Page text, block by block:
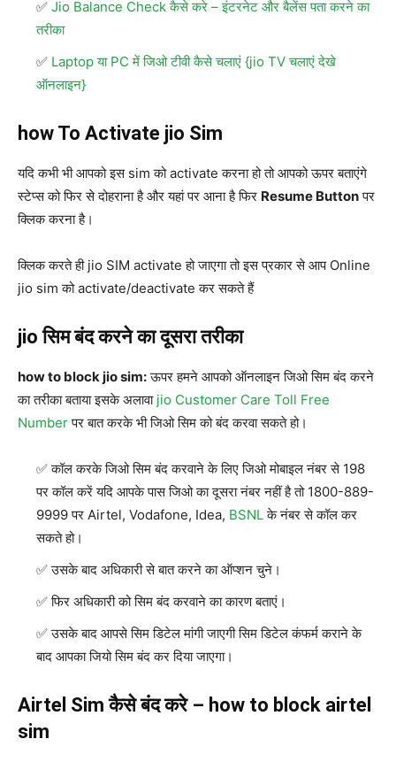
Jio Balance Check कैसे करे – इंटरनेट और बैलेंस पता करने का
तरीका
Laptop या PC में जिओ टीवी कैसे चलाएं {jio TV चलाएं देखे
ऑनलाइन}
how To Activate jio Sim
यदि कभी भी आपको इस sim को activate करना हो तो आपको ऊपर बताएंगे
स्टेप्स को फिर से दोहराना है और यहां पर आना है फिर Resume Buttonपर
क्लिक करना है।
क्लिक करते ही jio SIM activate हो जाएगा तो इस प्रकार से आप Online
jio sim को activate/deactivate कर सकते हैं
jio सिम बंद करने का दूसरा तरीका
how to block jio sim:ऊपर हमने आपको ऑनलाइन जिओ सिम बंद करने
का तरीका बताया इसके अलावा jio Customer Care Toll Free
Numberपर बात करके भी जिओ सिम को बंद करवा सकते हो।
कॉल करके जिओ सिम बंद करवाने के लिए जिओ मोबाइल नंबर से 198
पर कॉल करें यदि आपके पास जिओ का दूसरा नंबर नहीं है तो 1800-889-
9999 पर Airtel, Vodafone, Idea, BSNLके नंबर से कॉल कर
सकते हो।
उसके बाद अधिकारी से बात करने का ऑप्शन चुने।
फिर अधिकारी को सिम बंद करवाने का कारण बताएं।
उसके बाद आपसे सिम डिटेल मांगी जाएगी सिम डिटेल कंफर्म कराने के
बाद आपका जियो सिम बंद कर दिया जाएगा।
Airtel Sim कैसे बंद करे – how to block airtel
sim